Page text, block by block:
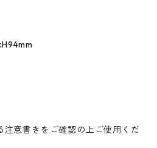
注意書きをご確認の上ご使用くだ